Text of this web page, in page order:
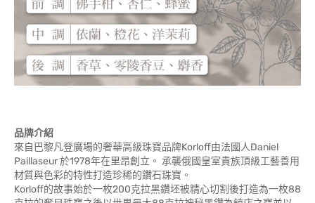
品牌介紹
來自巴黎凡登廣場的奢華高級珠寶品牌Korloff由法國人Daniel
Paillaseur 於1978年在里昂創立。 承襲俄國皇室貴族頂級工藝善用
材質與色彩的特性打造珍稀的鑽石珠寶。
Korloff的故事始於一枚200克拉黑鑽坯被精心切割後打造為一枚88